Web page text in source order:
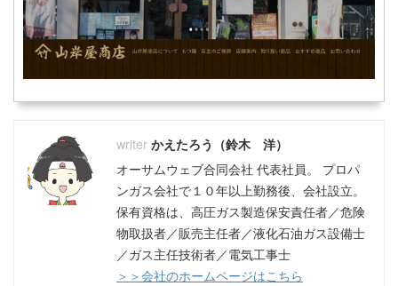
かえたろう（鈴木 洋）
オーサムウェブ合同会社 代表社員。 プロパ
ンガス会社で１０年以上勤務後、会社設立。
保有資格は、高圧ガス製造保安責任者／危険
物取扱者／販売主任者／液化石油ガス設備士
／ガス主任技術者／電気工事士
＞＞会社のホームページはこちら